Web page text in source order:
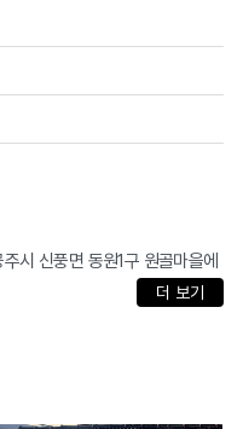
시 신풍면 동원1구 원골마을에
더 보기